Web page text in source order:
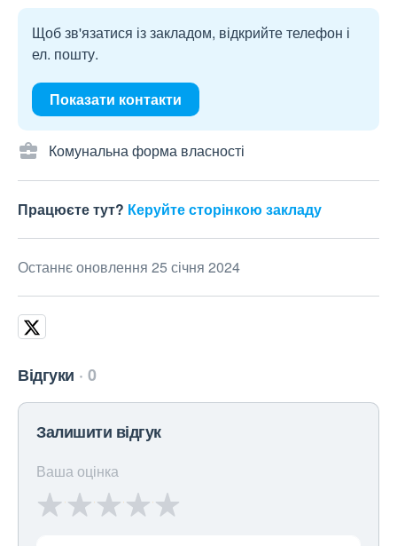
Щоб зв'язатися із закладом, відкрийте телефон і
ел. пошту.
Показати контакти
Комунальна форма власності
Працюєте тут? Керуйте сторінкою закладу
Останнє оновлення 25 січня 2024
Відгуки 0
Залишити відгук
Ваша оцінка